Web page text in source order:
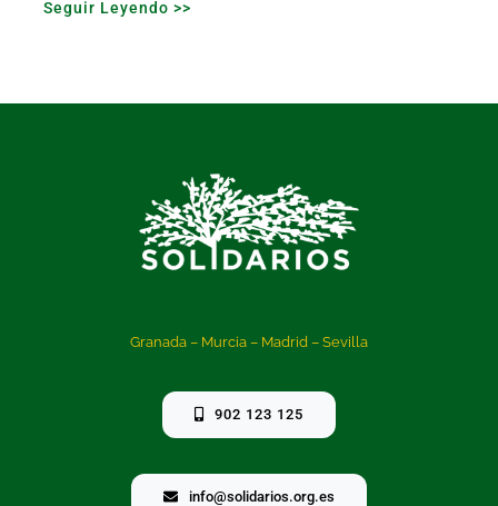
Seguir Leyendo >>
Granada – Murcia – Madrid – Sevilla
902 123 125
info@solidarios.org.es